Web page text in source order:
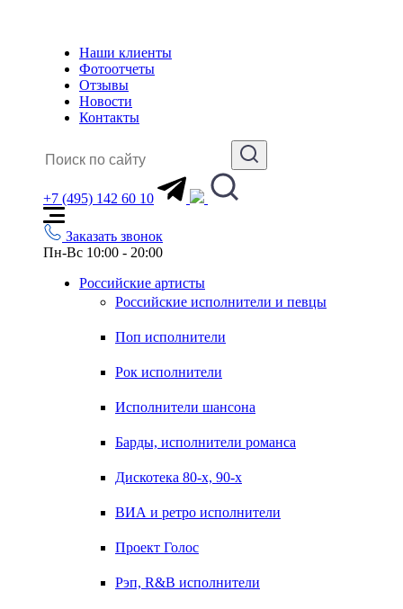
Наши клиенты
Фотоотчеты
Отзывы
Новости
Контакты
+7 (495) 142 60 10
Заказать звонок
Пн-Вс 10:00 - 20:00
Российские артисты
Российские исполнители и певцы
Поп исполнители
Рок исполнители
Исполнители шансона
Барды, исполнители романса
Дискотека 80-х, 90-х
ВИА и ретро исполнители
Проект Голос
Рэп, R&B исполнители